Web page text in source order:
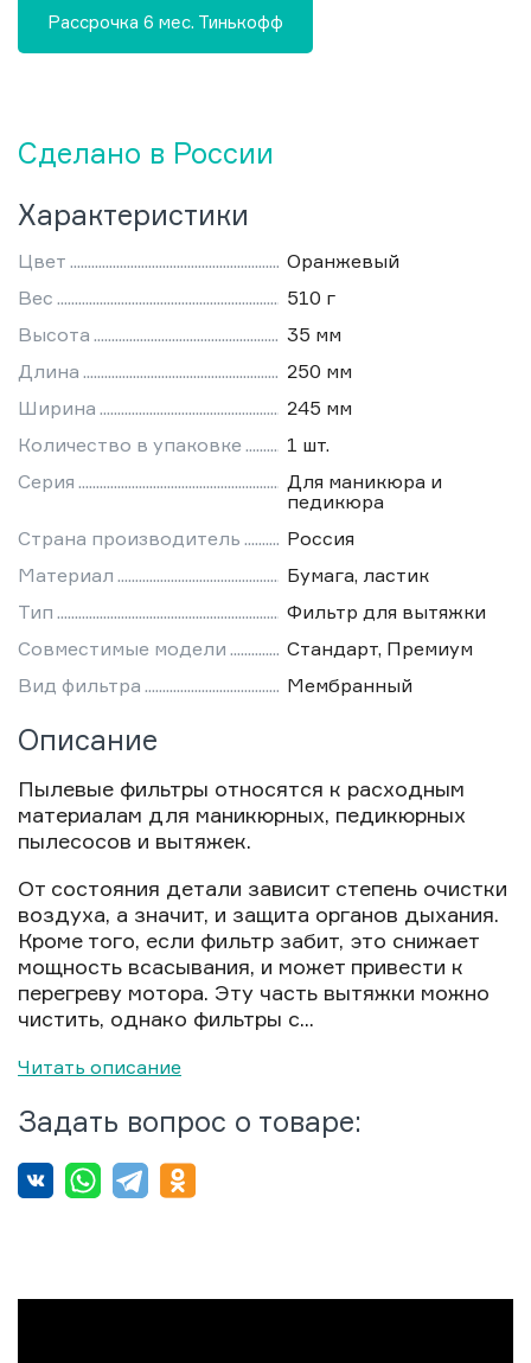
Сделано в России
Характеристики
Цвет
Оранжевый
Вес
510 г
Высота
35 мм
Длина
250 мм
Ширина
245 мм
Количество в упаковке
1 шт.
Серия
Для маникюра и
педикюра
Страна производитель
Россия
Материал
Бумага, ластик
Тип
Фильтр для вытяжки
Совместимые модели
Стандарт, Премиум
Вид фильтра
Мембранный
Описание
Пылевые фильтры относятся к расходным
материалам для маникюрных, педикюрных
пылесосов и вытяжек.
От состояния детали зависит степень очистки
воздуха, а значит, и защита органов дыхания.
Кроме того, если фильтр забит, это снижает
мощность всасывания, и может привести к
перегреву мотора. Эту часть вытяжки можно
чистить, однако фильтры с...
Читать описание
Задать вопрос о товаре:
Рассрочка 6 мес. Тинькофф